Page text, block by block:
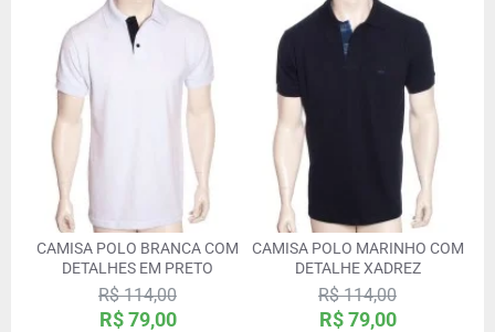
CAMISA POLO BRANCA COM
DETALHES EM PRETO
R$ 79,00
R$ 114,00
CAMISA POLO MARINHO COM
DETALHE XADREZ
R$ 79,00
R$ 114,00